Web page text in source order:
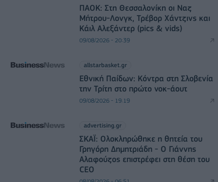
ΠΑΟΚ: Στη Θεσσαλονίκη οι Ναζ
Μήτρου-Λονγκ, Τρέβορ Χάντζινς και
Κάιλ Αλεξάντερ (pics & vids)
09/08/2026 - 20:39
allstarbasket.gr
Εθνική Παίδων: Κόντρα στη Σλοβενία
την Τρίτη στο πρώτο νοκ-άουτ
09/08/2026 - 19:19
advertising.gr
ΣΚΑΪ: Ολοκληρώθηκε η θητεία του
Γρηγόρη Δημητριάδη - Ο Γιάννης
Αλαφούζος επιστρέφει στη θέση του
CEO